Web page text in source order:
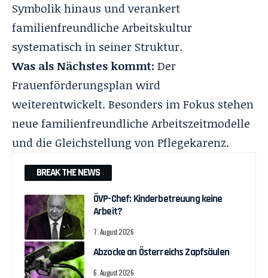
Symbolik hinaus und verankert
familienfreundliche Arbeitskultur
systematisch in seiner Struktur.
Was als Nächstes kommt: Der
Frauenförderungsplan wird
weiterentwickelt. Besonders im Fokus stehen
neue familienfreundliche Arbeitszeitmodelle
und die Gleichstellung von Pflegekarenz.
BREAK THE NEWS
ÖVP-Chef: Kinderbetreuung keine
Arbeit?
7. August 2026
Abzocke an Österreichs Zapfsäulen
6. August 2026